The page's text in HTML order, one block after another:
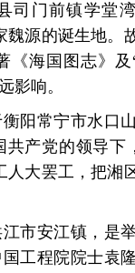
司门前镇学堂
魏源的诞生地。
《海国图志》
影响。
阳常宁市水口
产党的领导下
人大罢工，把湘
市安江镇，是
工程院院士袁